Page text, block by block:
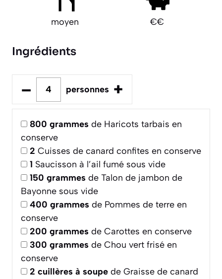
moyen €€
Ingrédients
– personnes +
800 grammes de Haricots tarbais en
conserve
2 Cuisses de canard confites en conserve
1 Saucisson à l’ail fumé sous vide
150 grammes de Talon de jambon de
Bayonne sous vide
400 grammes de Pommes de terre en
conserve
200 grammes de Carottes en conserve
300 grammes de Chou vert frisé en
conserve
2 cuillères à soupe de Graisse de canard